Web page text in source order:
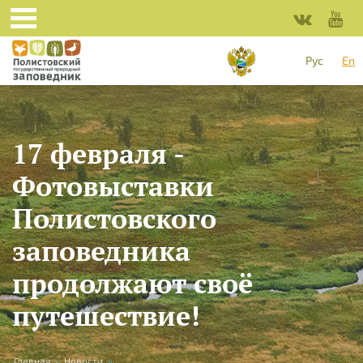
Skip to main content
Рус
En
17 февраля -
Фотовыставки
Полистовского
заповедника
продолжают своё
путешествие!
Главная » Новости »